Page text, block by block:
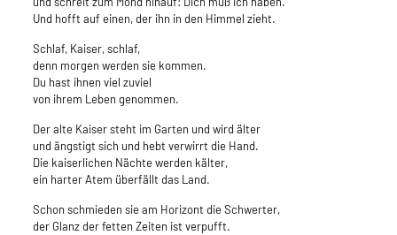
Und hofft auf einen, der ihn in den Himmel zieht.
Schlaf, Kaiser, schlaf,
denn morgen werden sie kommen.
Du hast ihnen viel zuviel
von ihrem Leben genommen.
Der alte Kaiser steht im Garten und wird älter
und ängstigt sich und hebt verwirrt die Hand.
Die kaiserlichen Nächte werden kälter,
ein harter Atem überfällt das Land.
Schon schmieden sie am Horizont die Schwerter,
der Glanz der fetten Zeiten ist verpufft.